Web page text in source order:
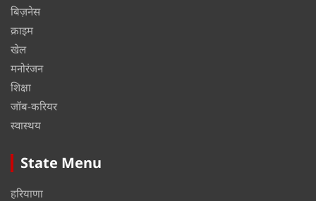
बिज़नेस
क्राइम
खेल
मनोरंजन
शिक्षा
जॉब-करियर
स्वास्थय
State Menu
हरियाणा